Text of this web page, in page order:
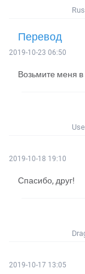
Перевод
2019-10-23 06:50
Возьмите меня
2019-10-18 19:10
Спасибо, друг!
2019-10-17 13:05